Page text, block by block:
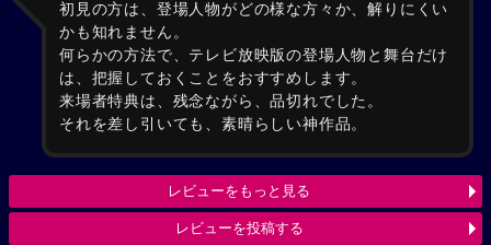
初見の方は、登場人物がどの様な方々か、解りにくい
かも知れません。
何らかの方法で、テレビ放映版の登場人物と舞台だけ
は、把握しておくことをおすすめします。
来場者特典は、残念ながら、品切れでした。
それを差し引いても、素晴らしい神作品。
レビューをもっと見る
レビューを投稿する